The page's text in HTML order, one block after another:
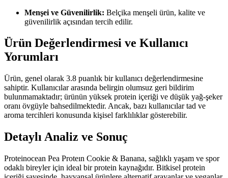
Menşei ve Güvenilirlik: Belçika menşeli ürün, kalite ve
güvenilirlik açısından tercih edilir.
Ürün Değerlendirmesi ve Kullanıcı
Yorumları
Ürün, genel olarak 3.8 puanlık bir kullanıcı değerlendirmesine
sahiptir. Kullanıcılar arasında belirgin olumsuz geri bildirim
bulunmamaktadır; ürünün yüksek protein içeriği ve düşük yağ-şeker
oranı övgüyle bahsedilmektedir. Ancak, bazı kullanıcılar tad ve
aroma tercihleri konusunda kişisel farklılıklar gösterebilir.
Detaylı Analiz ve Sonuç
Proteinocean Pea Proteın Cookie & Banana, sağlıklı yaşam ve spor
odaklı bireyler için ideal bir protein kaynağıdır. Bitkisel protein